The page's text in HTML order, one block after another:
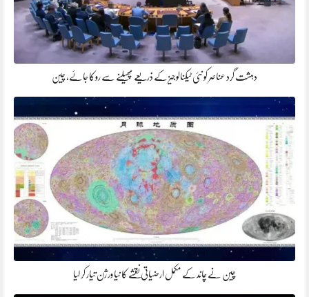
دہشت گرد عناصر کو نئی ٹیکنالوجیز کے ذریعے پھیلنے سے روکا جائے، چین
چین نے چاند کے مکمل ارضیاتی نقشے کا نیا ورژن تیار کر لیا